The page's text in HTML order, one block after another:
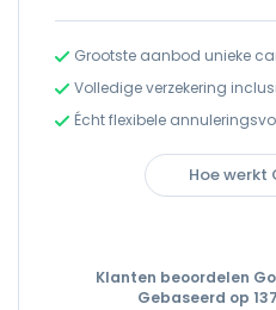
Grootste aanbod unieke
Volledige verzekering
Écht flexibele
Hoe werkt
Klanten beoordelen
Gebaseerd op